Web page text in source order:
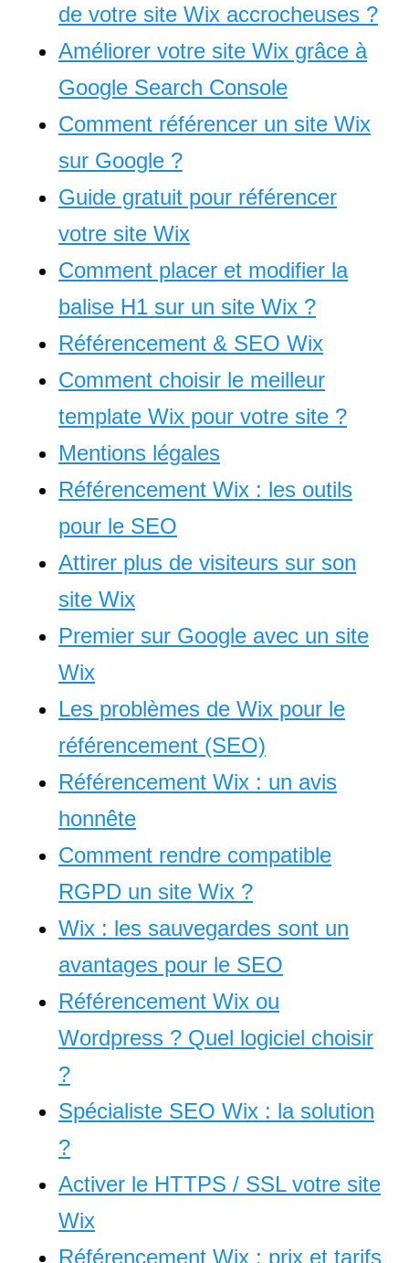
de votre site Wix accrocheuses ?
Améliorer votre site Wix grâce à
Google Search Console
Comment référencer un site Wix
sur Google ?
Guide gratuit pour référencer
votre site Wix
Comment placer et modifier la
balise H1 sur un site Wix ?
Référencement & SEO Wix
Comment choisir le meilleur
template Wix pour votre site ?
Mentions légales
Référencement Wix : les outils
pour le SEO
Attirer plus de visiteurs sur son
site Wix
Premier sur Google avec un site
Wix
Les problèmes de Wix pour le
référencement (SEO)
Référencement Wix : un avis
honnête
Comment rendre compatible
RGPD un site Wix ?
Wix : les sauvegardes sont un
avantages pour le SEO
Référencement Wix ou
Wordpress ? Quel logiciel choisir
?
Spécialiste SEO Wix : la solution
?
Activer le HTTPS / SSL votre site
Wix
Référencement Wix : prix et tarifs